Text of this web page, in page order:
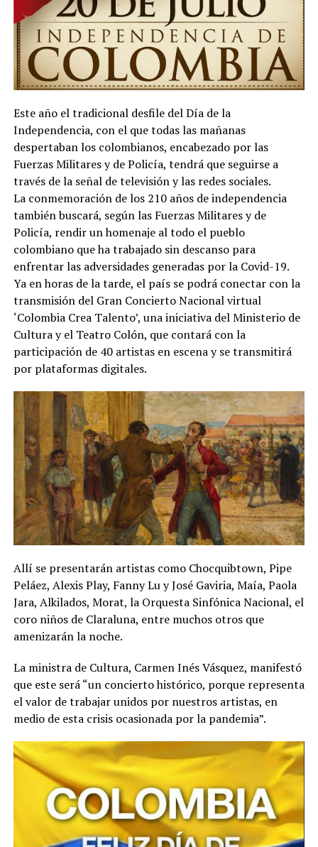
Este año el tradicional desfile del Día de la
Independencia, con el que todas las mañanas
despertaban los colombianos, encabezado por las
Fuerzas Militares y de Policía, tendrá que seguirse a
través de la señal de televisión y las redes sociales.
La conmemoración de los 210 años de independencia
también buscará, según las Fuerzas Militares y de
Policía, rendir un homenaje al todo el pueblo
colombiano que ha trabajado sin descanso para
enfrentar las adversidades generadas por la Covid-19.
Ya en horas de la tarde, el país se podrá conectar con la
transmisión del Gran Concierto Nacional virtual
‘Colombia Crea Talento’, una iniciativa del Ministerio de
Cultura y el Teatro Colón, que contará con la
participación de 40 artistas en escena y se transmitirá
por plataformas digitales.
Allí se presentarán artistas como Chocquibtown, Pipe
Peláez, Alexis Play, Fanny Lu y José Gaviria, Maía, Paola
Jara, Alkilados, Morat, la Orquesta Sinfónica Nacional, el
coro niños de Claraluna, entre muchos otros que
amenizarán la noche.
La ministra de Cultura, Carmen Inés Vásquez, manifestó
que este será “un concierto histórico, porque representa
el valor de trabajar unidos por nuestros artistas, en
medio de esta crisis ocasionada por la pandemia”.